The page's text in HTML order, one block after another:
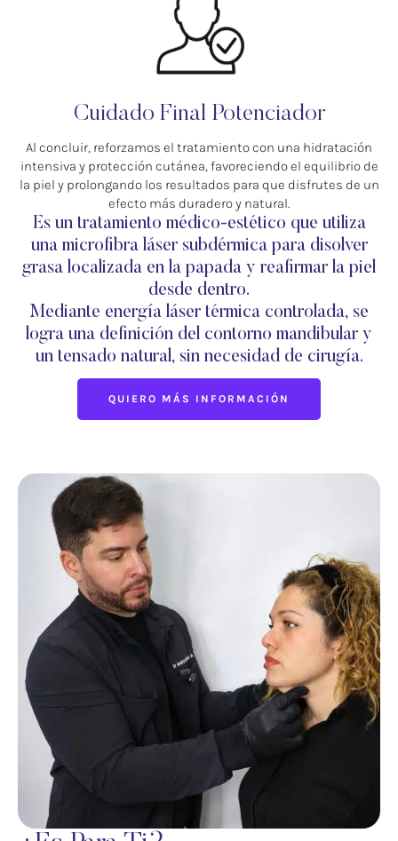
Cuidado Final Potenciador
Al concluir, reforzamos el tratamiento con una hidratación
intensiva y protección cutánea, favoreciendo el equilibrio de
la piel y prolongando los resultados para que disfrutes de un
efecto más duradero y natural.
Es un tratamiento médico-estético que utiliza
una microfibra láser subdérmica para disolver
grasa localizada en la papada y reafirmar la piel
desde dentro.
Mediante energía láser térmica controlada, se
logra una definición del contorno mandibular y
un tensado natural, sin necesidad de cirugía.
QUIERO MÁS INFORMACIÓN